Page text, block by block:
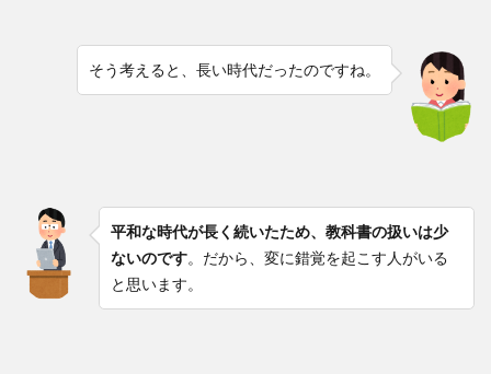
そう考えると、長い時代だったのですね。
平和な時代が長く続いたため、教科書の扱いは少
ないのです。だから、変に錯覚を起こす人がいる
と思います。